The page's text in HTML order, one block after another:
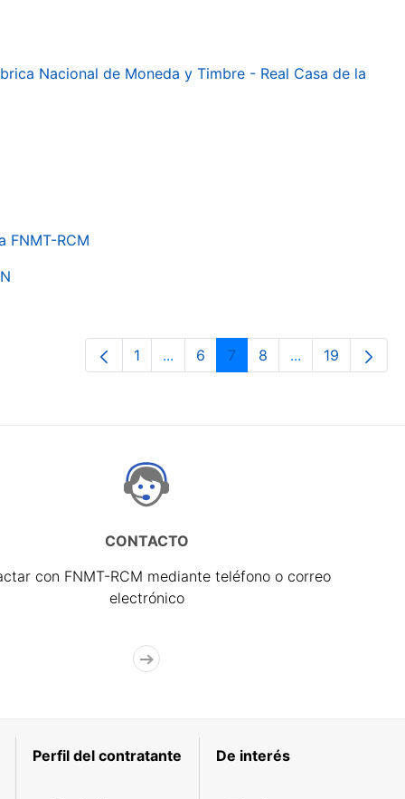
Nacional de Moneda y Timbre - Real Casa de la
FNMT-RCM
Página
1 ...Páginas intermedias Use TAB
Página
6 Página
7 Página
8 ...PáginasPágina
19
CONTACTO
con FNMT-RCM mediante teléfono o correo
electrónico
Perfil del contratante De interés